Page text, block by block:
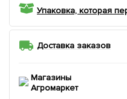
Упаковка, которая
Доставка заказов
Магазины
Агромаркет